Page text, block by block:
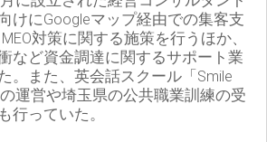
けにGoogleマップ経由での集客支
対策に関する施策を行うほか、
など資金調達に関するサポート業
。また、英会話スクール「Smile
の運営や埼玉県の公共職業訓練の受
行っていた。